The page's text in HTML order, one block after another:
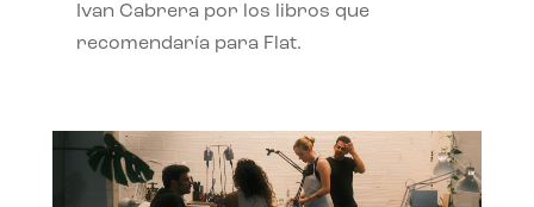
Ivan Cabrera por los libros que
recomendaría para Flat.